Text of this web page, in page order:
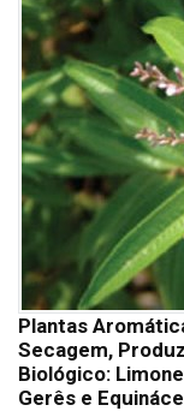
Plantas
Secagem,
Biológico:
Gerês e